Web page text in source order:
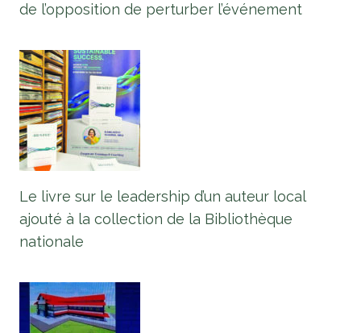
de l’opposition de perturber l’événement
Le livre sur le leadership d’un auteur local
ajouté à la collection de la Bibliothèque
nationale